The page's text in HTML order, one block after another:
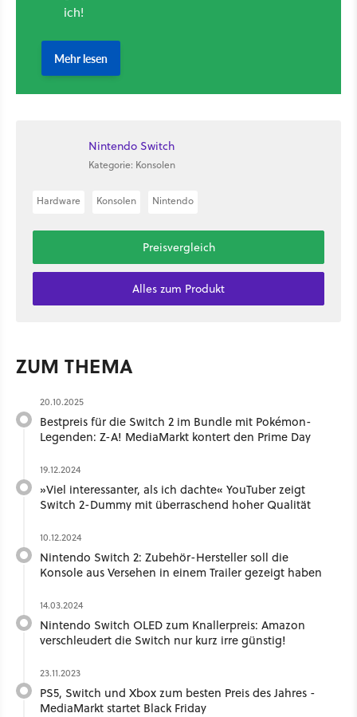
Nintendo Switch
Kategorie: Konsolen
Hardware Konsolen Nintendo
Preisvergleich
Alles zum Produkt
ZUM THEMA
20.10.2025
Bestpreis für die Switch 2 im Bundle mit Pokémon-
Legenden: Z-A! MediaMarkt kontert den Prime Day
19.12.2024
»Viel interessanter, als ich dachte« YouTuber zeigt
Switch 2-Dummy mit überraschend hoher Qualität
10.12.2024
Nintendo Switch 2: Zubehör-Hersteller soll die
Konsole aus Versehen in einem Trailer gezeigt haben
14.03.2024
Nintendo Switch OLED zum Knallerpreis: Amazon
verschleudert die Switch nur kurz irre günstig!
23.11.2023
PS5, Switch und Xbox zum besten Preis des Jahres -
MediaMarkt startet Black Friday